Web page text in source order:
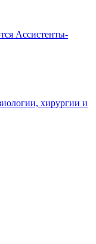
Ассистенты-
хирургии и